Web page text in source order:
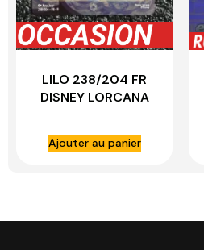
LILO 238/204 FR
DISNEY LORCANA
Ajouter au panier